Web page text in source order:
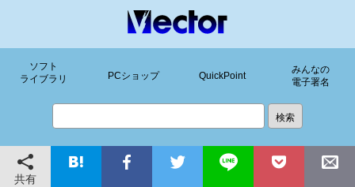
ソフト
ライブラリ
PCショップ QuickPoint
みんなの
電子署名
共有